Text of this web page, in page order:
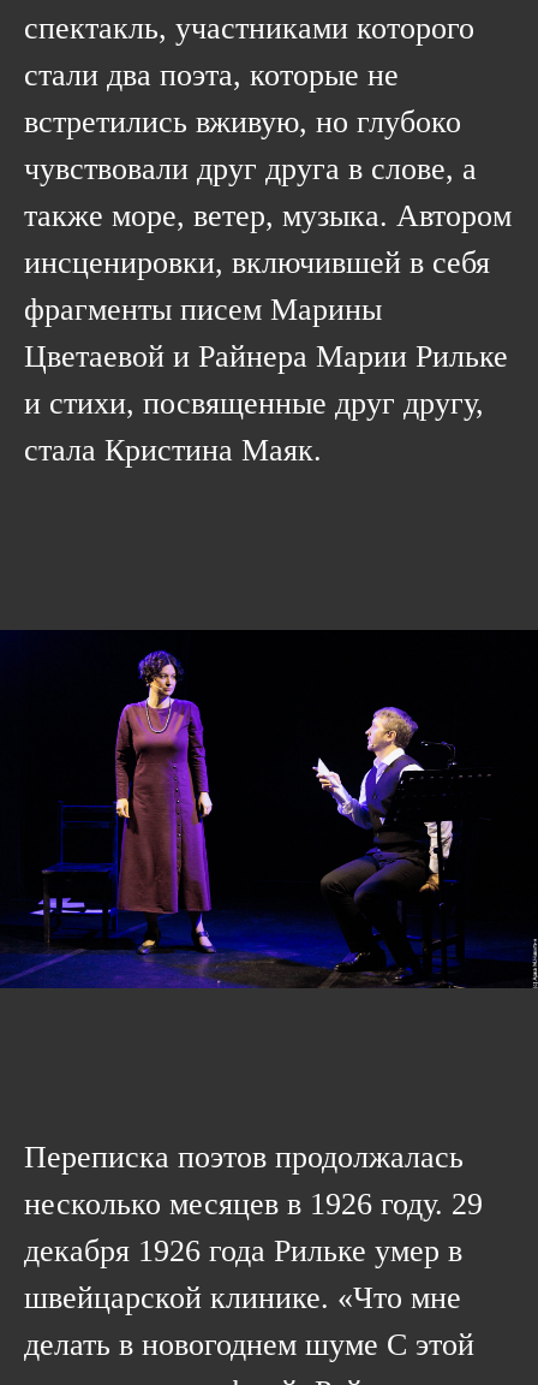
спектакль, участниками которого
стали два поэта, которые не
встретились вживую, но глубоко
чувствовали друг друга в слове, а
также море, ветер, музыка. Автором
инсценировки, включившей в себя
фрагменты писем Марины
Цветаевой и Райнера Марии Рильке
и стихи, посвященные друг другу,
стала Кристина Маяк.
Переписка поэтов продолжалась
несколько месяцев в 1926 году. 29
декабря 1926 года Рильке умер в
швейцарской клинике. «Что мне
делать в новогоднем шуме С этой